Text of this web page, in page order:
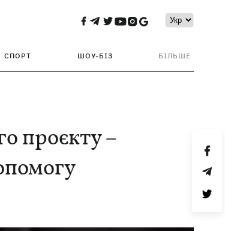
СПОРТ ШОУ-БІЗ БІЛЬШЕ
проєкту –